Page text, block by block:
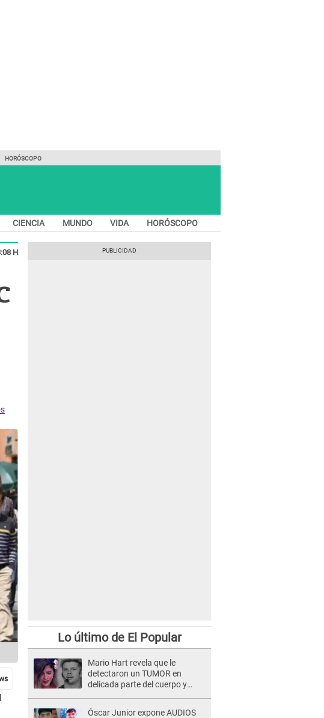
HORÓSCOPO
CIENCIA MUNDO VIDA HORÓSCOPO
H
Lo último de El Popular
Mario Hart revela que le
detectaron un TUMOR en
delicada parte del cuerpo y
muy fuertes..."
Óscar Junior expone AUDIOS